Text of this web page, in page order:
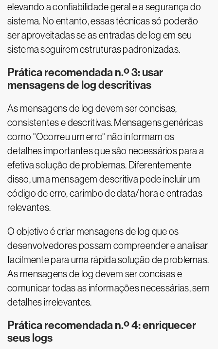
elevando a confiabilidade geral e a segurança do
sistema. No entanto, essas técnicas só poderão
ser aproveitadas se as entradas de log em seu
sistema seguirem estruturas padronizadas.
Prática recomendada n.º 3: usar
mensagens de log descritivas
As mensagens de log devem ser concisas,
consistentes e descritivas. Mensagens genéricas
como "Ocorreu um erro" não informam os
detalhes importantes que são necessários para a
efetiva solução de problemas. Diferentemente
disso, uma mensagem descritiva pode incluir um
código de erro, carimbo de data/hora e entradas
relevantes.
O objetivo é criar mensagens de log que os
desenvolvedores possam compreender e analisar
facilmente para uma rápida solução de problemas.
As mensagens de log devem ser concisas e
comunicar todas as informações necessárias, sem
detalhes irrelevantes.
Prática recomendada n.º 4: enriquecer
seus logs